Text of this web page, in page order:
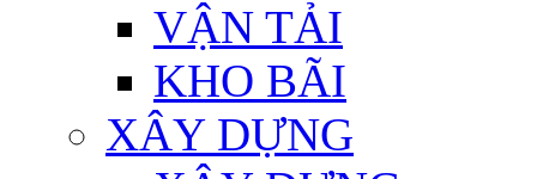
VẬN TẢI
KHO BÃI
XÂY DỰNG